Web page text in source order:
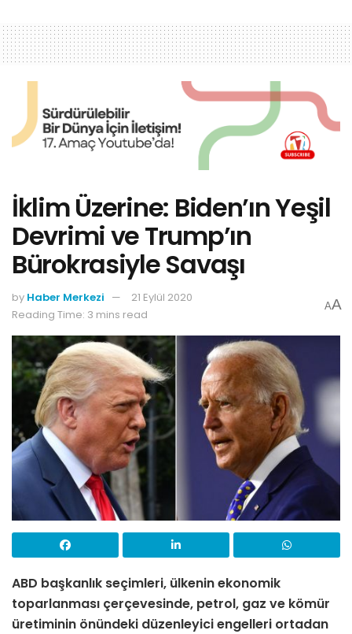
İklim Üzerine: Biden’ın Yeşil
Devrimi ve Trump’ın
Bürokrasiyle Savaşı
by Haber Merkezi
21 Eylül 2020
Reading Time: 3 mins read
AA
ABD başkanlık seçimleri, ülkenin ekonomik
toparlanması çerçevesinde, petrol, gaz ve kömür
üretiminin önündeki düzenleyici engelleri ortadan